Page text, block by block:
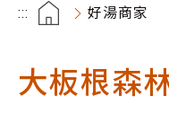
::: 好湯商家
大板根森